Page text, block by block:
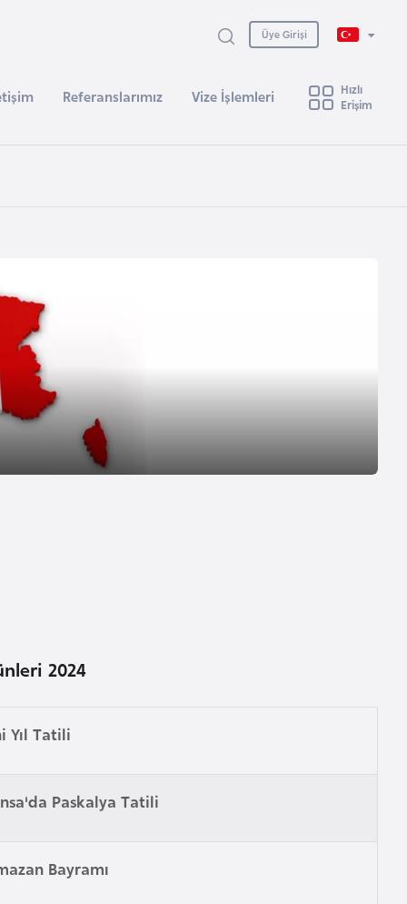
Üye Girişi
Referanslarımız Vize İşlemleri
Hızlı
Erişim
2024
Yıl Tatili
Paskalya Tatili
Bayramı